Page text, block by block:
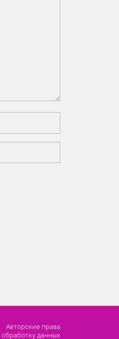
Авторские права
обработку данных